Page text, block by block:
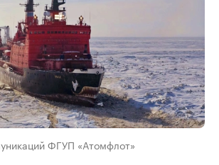
ФГУП «Атомфлот»